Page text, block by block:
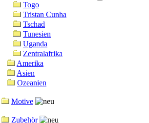
Togo
Tristan Cunha
Tschad
Tunesien
Uganda
Zentralafrika
Amerika
Asien
Ozeanien
Motive
Zubehör